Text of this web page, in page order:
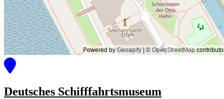
Deutsches Schifffahrtsmuseum